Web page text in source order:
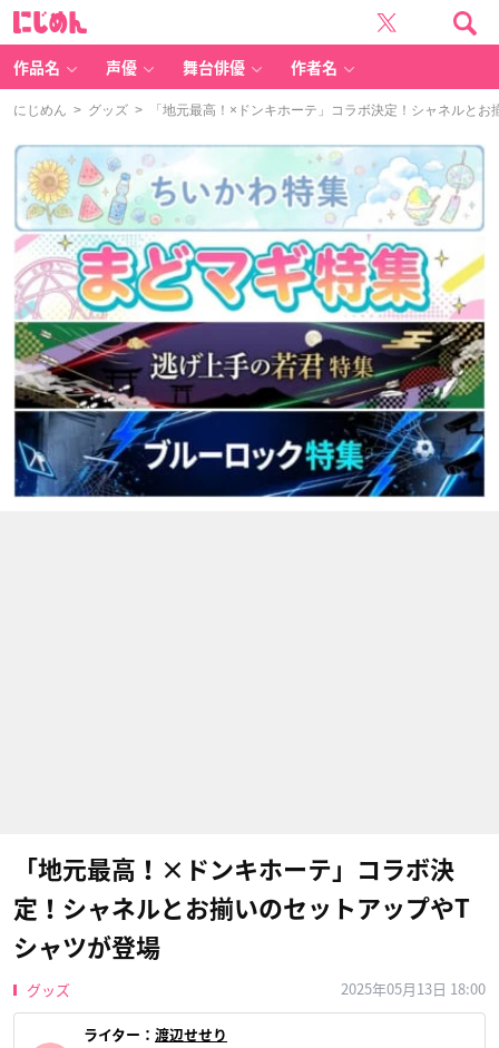
作品名 声優 舞台俳優 作者名
にじめん > グッズ > 「地元最高！×ドンキホーテ」コラボ決定！シャネルとお
「地元最高！×ドンキホーテ」コラボ決
定！シャネルとお揃いのセットアップやT
シャツが登場
グッズ 2025年05月13日 18:00
ライター： 渡辺せせり